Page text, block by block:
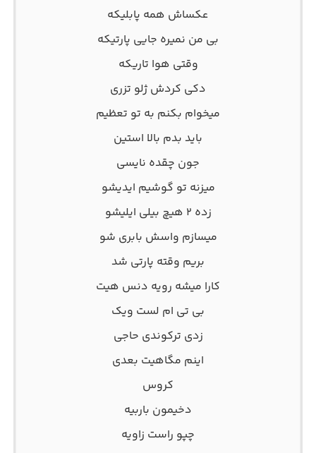
عکساش همه پابلیکه
بی من نمیره جایی پارتیکه
وقتی هوا تاریکه
دکی کردش ژلو تزری
میخوام بکنم به تو تعظیم
باید بدم بالا استین
جون چقده نایسی
میزنه تو گوشیم ایدیشو
زده ۲ هیچ بیلی ایلیشو
میسازم واسش بابری شو
بریم وقته پارتی شد
کارا میشه رویه دنس هیت
بی تی ام لست ویک
زدی ترکوندی حاجی
اینم مگاهیت بعدی
کروس
دخیمون باربیه
چپو راست زاویه